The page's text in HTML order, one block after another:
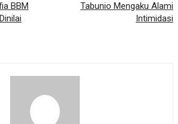
BBM
Tabunio Mengaku Alami
Intimidasi